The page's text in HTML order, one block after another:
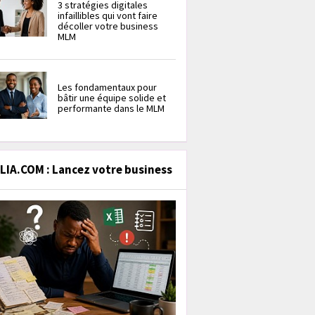
3 stratégies digitales
infaillibles qui vont faire
décoller votre business
MLM
Les fondamentaux pour
bâtir une équipe solide et
performante dans le MLM
: Lancez votre business